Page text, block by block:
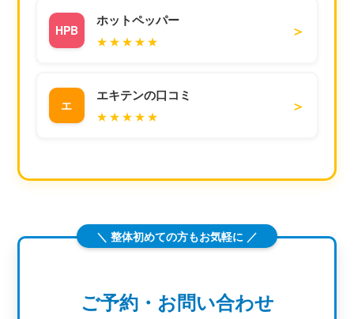
HPB
ホットペッパー
★★★★★
＞
エ
エキテンの口コミ
★★★★★
＞
＼ 整体初めての方もお気軽に ／
ご予約・お問い合わせ